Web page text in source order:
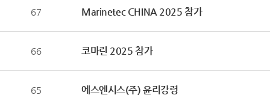
67 Marinetec CHINA 2025 참가
66 코마린 2025 참가
65 에스엔시스(주) 윤리강령